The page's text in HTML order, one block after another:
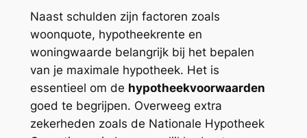
Naast schulden zijn factoren zoals
woonquote, hypotheekrente en
woningwaarde belangrijk bij het bepalen
van je maximale hypotheek. Het is
essentieel om de hypotheekvoorwaarden
goed te begrijpen. Overweeg extra
zekerheden zoals de Nationale Hypotheek